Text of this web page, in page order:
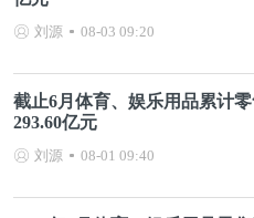
刘源 08-03 09:20
截止6月体育、娱乐用品累计
293.60亿元
刘源 08-01 09:40